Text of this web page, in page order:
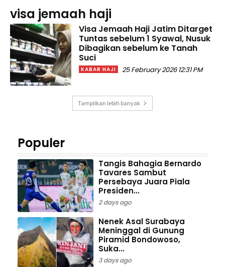
visa jemaah haji
Visa Jemaah Haji Jatim Ditarget
Tuntas sebelum 1 Syawal, Nusuk
Dibagikan sebelum ke Tanah
Suci
KABAR HAJI 25 February 2026 12:31 PM
Tampilkan lebih banyak
Populer
Tangis Bahagia Bernardo
Tavares Sambut
Persebaya Juara Piala
Presiden...
2 days ago
Nenek Asal Surabaya
Meninggal di Gunung
Piramid Bondowoso,
Suka...
3 days ago